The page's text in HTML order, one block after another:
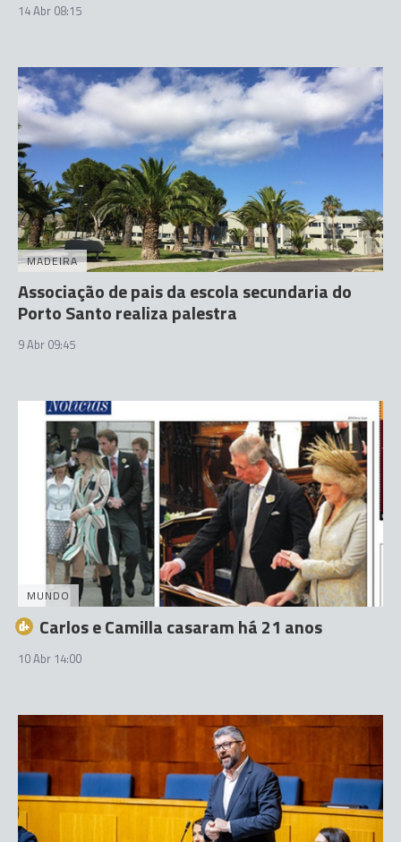
14 Abr 08:15
MADEIRA
Associação de pais da escola secundaria do
Porto Santo realiza palestra
9 Abr 09:45
MUNDO
Carlos e Camilla casaram há 21 anos
10 Abr 14:00